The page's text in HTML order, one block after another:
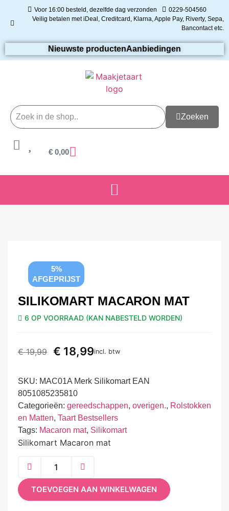
Voor 16:00 besteld, dezelfde dag verzonden
0229-504560
Veilig betalen met iDeal, Creditcard, Klarna, Apple Pay, Riverty, Sepa,
Bancontact etc.
Nieuwste productenAanbiedingen
Zoeken
€ 0,00
5%
AFGEPRIJST
SILIKOMART MACARON MAT
6 OP VOORRAAD (KAN NABESTELD WORDEN)
€19,99 € 18,99incl. btw
SKU: MAC01A Merk Silikomart EAN
8051085235810
Categorieën: gereedschappen, overigen., Rolstokken
en Matten, Taart Bestsellers
Tags: Macaron mat, Silikomart
Silikomart Macaron mat
TOEVOEGEN AAN WINKELWAGEN